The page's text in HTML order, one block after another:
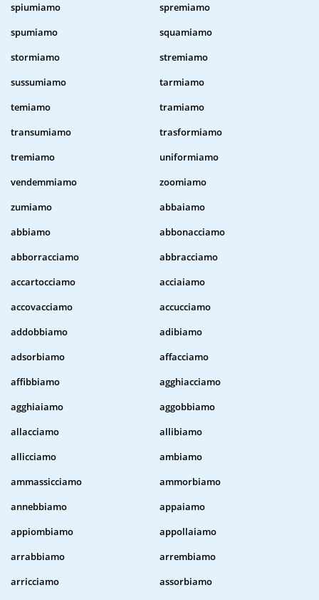
spiumiamo
spremiamo
spumiamo
squamiamo
stormiamo
stremiamo
sussumiamo
tarmiamo
temiamo
tramiamo
transumiamo
trasformiamo
tremiamo
uniformiamo
vendemmiamo
zoomiamo
zumiamo
abbaiamo
abbiamo
abbonacciamo
abborracciamo
abbracciamo
accartocciamo
acciaiamo
accovacciamo
accucciamo
addobbiamo
adibiamo
adsorbiamo
affacciamo
affibbiamo
agghiacciamo
agghiaiamo
aggobbiamo
allacciamo
allibiamo
allicciamo
ambiamo
ammassicciamo
ammorbiamo
annebbiamo
appaiamo
appiombiamo
appollaiamo
arrabbiamo
arrembiamo
arricciamo
assorbiamo